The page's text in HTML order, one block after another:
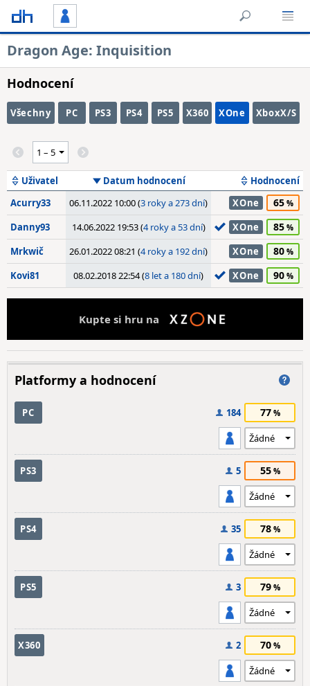
Dragon Age: Inquisition
Hodnocení
Všechny PC PS3 PS4 PS5 X360 XOne XboxX/S
Uživatel Datum hodnocení
Hodnocení
Acurry33
06.11.2022 10:00 (3 roky a 273 dní) XOne 65
Danny93 14.06.2022 19:53 (4 roky a 53 dní) XOne 85
Mrkwič 26.01.2022 08:21 (4 roky a 192 dní) XOne 80
Kovi81 08.02.2018 22:54 (8 let a 180 dní) XOne 90
Kupte si hru na
Platformy a hodnocení
PC 184 77
PS3 5 55
PS4 35 78
PS5 3 79
X360 2 70